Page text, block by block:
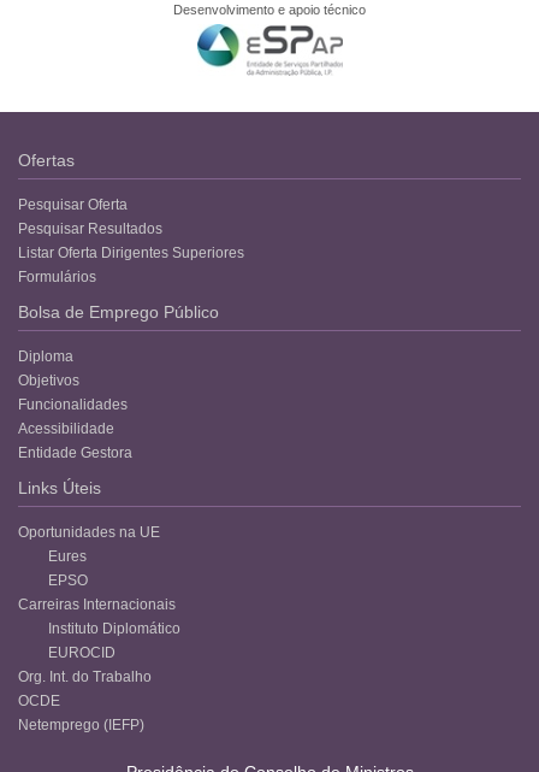
Desenvolvimento e apoio técnico
Ofertas
Pesquisar Oferta
Pesquisar Resultados
Listar Oferta Dirigentes Superiores
Formulários
Bolsa de Emprego Público
Diploma
Objetivos
Funcionalidades
Acessibilidade
Entidade Gestora
Links Úteis
Oportunidades na UE
Eures
EPSO
Carreiras Internacionais
Instituto Diplomático
EUROCID
Org. Int. do Trabalho
OCDE
Netemprego (IEFP)